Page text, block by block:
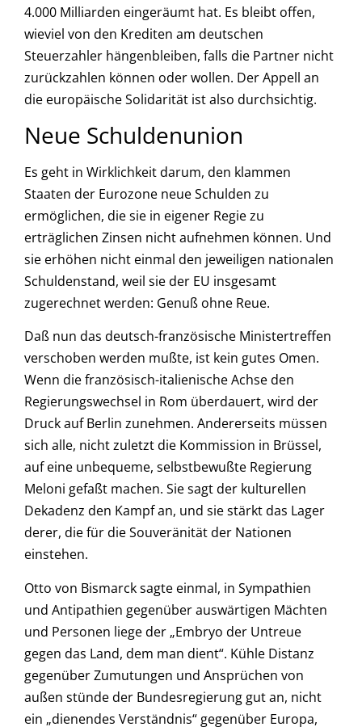
4.000 Milliarden eingeräumt hat. Es bleibt offen,
wieviel von den Krediten am deutschen
Steuerzahler hängenbleiben, falls die Partner nicht
zurückzahlen können oder wollen. Der Appell an
die europäische Solidarität ist also durchsichtig.
Neue Schuldenunion
Es geht in Wirklichkeit darum, den klammen
Staaten der Eurozone neue Schulden zu
ermöglichen, die sie in eigener Regie zu
erträglichen Zinsen nicht aufnehmen können. Und
sie erhöhen nicht einmal den jeweiligen nationalen
Schuldenstand, weil sie der EU insgesamt
zugerechnet werden: Genuß ohne Reue.
Daß nun das deutsch-französische Ministertreffen
verschoben werden mußte, ist kein gutes Omen.
Wenn die französisch-italienische Achse den
Regierungswechsel in Rom überdauert, wird der
Druck auf Berlin zunehmen. Andererseits müssen
sich alle, nicht zuletzt die Kommission in Brüssel,
auf eine unbequeme, selbstbewußte Regierung
Meloni gefaßt machen. Sie sagt der kulturellen
Dekadenz den Kampf an, und sie stärkt das Lager
derer, die für die Souveränität der Nationen
einstehen.
Otto von Bismarck sagte einmal, in Sympathien
und Antipathien gegenüber auswärtigen Mächten
und Personen liege der „Embryo der Untreue
gegen das Land, dem man dient“. Kühle Distanz
gegenüber Zumutungen und Ansprüchen von
außen stünde der Bundesregierung gut an, nicht
ein „dienendes Verständnis“ gegenüber Europa,